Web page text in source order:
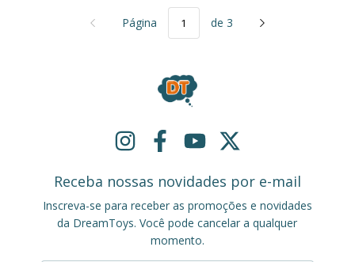
Página de 3
Receba nossas novidades por e-mail
Inscreva-se para receber as promoções e novidades
da DreamToys. Você pode cancelar a qualquer
momento.